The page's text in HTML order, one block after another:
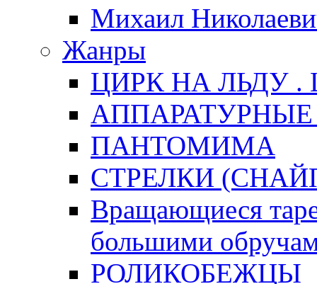
Михаил
Жанры
ЦИРК НА ЛЬДУ .
ПАНТОМИМА
СТРЕЛКИ
Вращающиеся
большими
РОЛИКОБЕЖЦЫ